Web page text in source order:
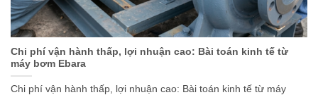
Chi phí vận hành thấp, lợi nhuận cao: Bài toán kinh tế từ
máy bơm Ebara
Chi phí vận hành thấp, lợi nhuận cao: Bài toán kinh tế từ máy